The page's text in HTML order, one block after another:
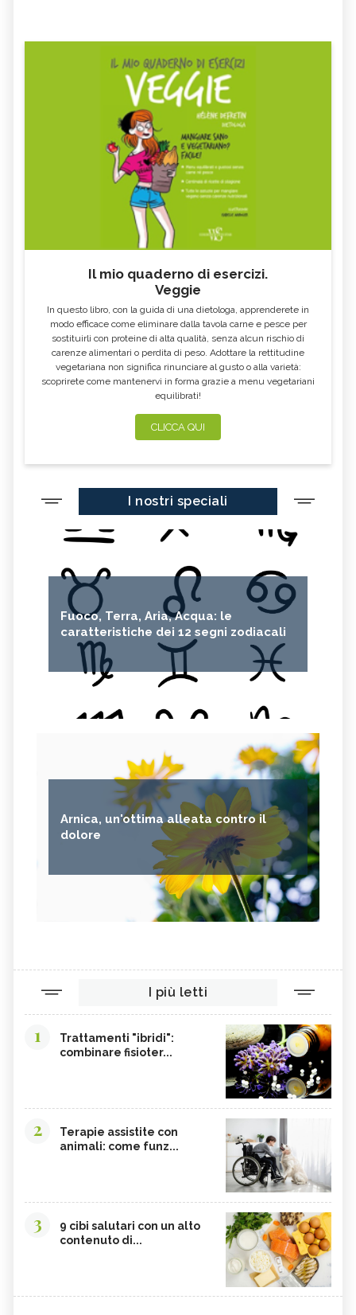
Il mio quaderno di esercizi.
Veggie
In questo libro, con la guida di una dietologa, apprenderete in
modo efficace come eliminare dalla tavola carne e pesce per
sostituirli con proteine di alta qualità, senza alcun rischio di
carenze alimentari o perdita di peso. Adottare la rettitudine
vegetariana non significa rinunciare al gusto o alla varietà:
scoprirete come mantenervi in forma grazie a menu vegetariani
equilibrati!
CLICCA QUI
I nostri speciali
Fuoco, Terra, Aria, Acqua: le
caratteristiche dei 12 segni zodiacali
Arnica, un'ottima alleata contro il
dolore
I più letti
1
Trattamenti "ibridi":
combinare fisioter...
2
Terapie assistite con
animali: come funz...
3
9 cibi salutari con un alto
contenuto di...